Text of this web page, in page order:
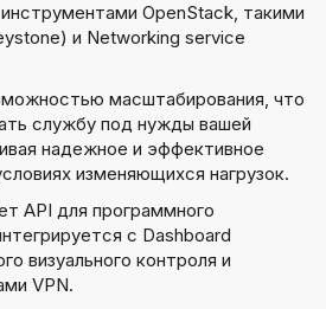
OpenStack, такими
и Networking service
масштабирования, что
службу под нужды вашей
надежное и эффективное
изменяющихся нагрузок.
API для программного
с Dashboard
визуального контроля и
VPN.